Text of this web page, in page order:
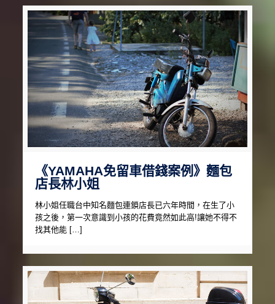
《YAMAHA免留車借錢案例》麵包
店長林小姐
林小姐任職台中知名麵包連鎖店長已六年時間，在生了小
孩之後，第一次意識到小孩的花費竟然如此高!讓她不得不
找其他能 […]